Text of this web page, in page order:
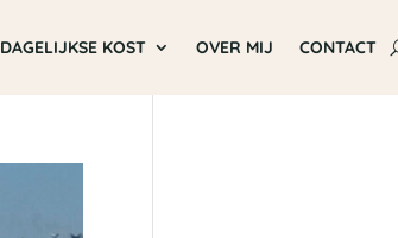
DAGELIJKSE KOST OVER MIJ CONTACT